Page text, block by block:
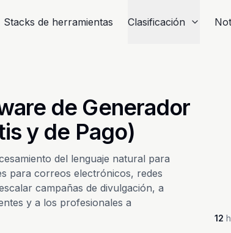
Stacks de herramientas Clasificación
de Generador
y de Pago)
del lenguaje natural para
para correos electrónicos, redes
campañas de divulgación, a
y a los profesionales a
12